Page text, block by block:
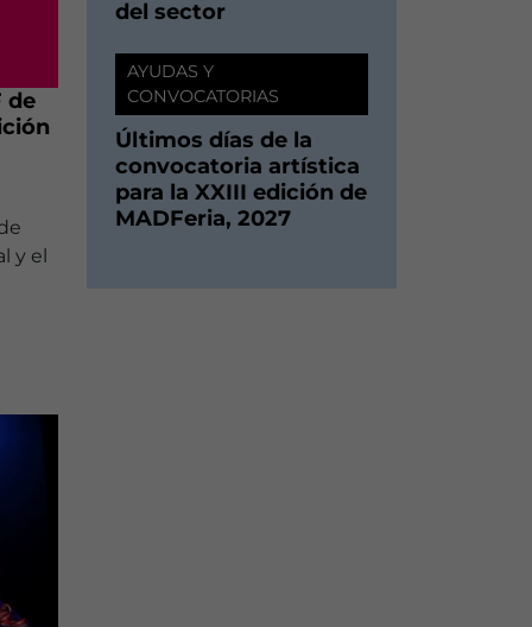
de
y el
del sector
AYUDAS Y
CONVOCATORIAS
Últimos días de la
convocatoria artística
para la XXIII edición de
MADFeria, 2027